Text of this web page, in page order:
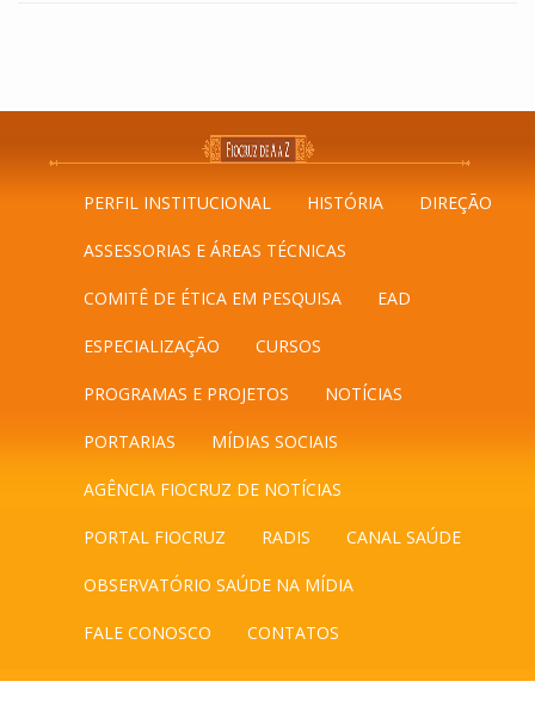
PERFIL INSTITUCIONAL HISTÓRIA DIREÇÃO
ASSESSORIAS E ÁREAS TÉCNICAS
COMITÊ DE ÉTICA EM PESQUISA EAD
ESPECIALIZAÇÃO CURSOS
PROGRAMAS E PROJETOS NOTÍCIAS
PORTARIAS MÍDIAS SOCIAIS
AGÊNCIA FIOCRUZ DE NOTÍCIAS
PORTAL FIOCRUZ RADIS CANAL SAÚDE
OBSERVATÓRIO SAÚDE NA MÍDIA
FALE CONOSCO CONTATOS